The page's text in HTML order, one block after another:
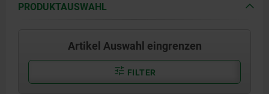
PRODUKTAUSWAHL
Artikel Auswahl eingrenzen
FILTER